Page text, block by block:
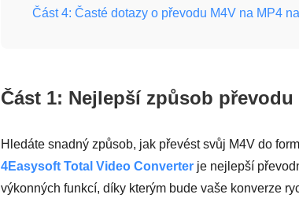
Část 4: Časté dotazy o převodu M4V na MP4
Část 1: Nejlepší způsob
Hledáte snadný způsob, jak převést svůj M4V do
4Easysoft Total Video Converter je nejlepší
výkonných funkcí, díky kterým bude vaše konverze